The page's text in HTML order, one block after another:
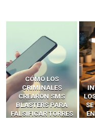
LA BRECHA
INVISIBLE: CÓMO
LOS AGENTES DE IA
SE CONVIRTIERON
EN LA SUPERFICIE